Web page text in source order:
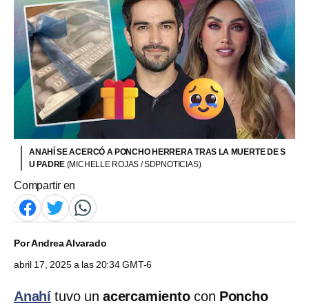
ANAHÍ SE ACERCÓ A PONCHO HERRERA TRAS LA MUERTE DE S
U PADRE (MICHELLE ROJAS / SDPNOTICIAS)
Compartir en
PorAndrea Alvarado
abril 17, 2025 a las 20:34 GMT-6
Anahí tuvo un acercamientocon Poncho